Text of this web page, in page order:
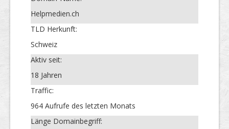
Helpmedien.ch
TLD Herkunft:
Schweiz
Aktiv seit:
18 Jahren
Traffic:
964 Aufrufe des letzten Monats
Länge Domainbegriff: